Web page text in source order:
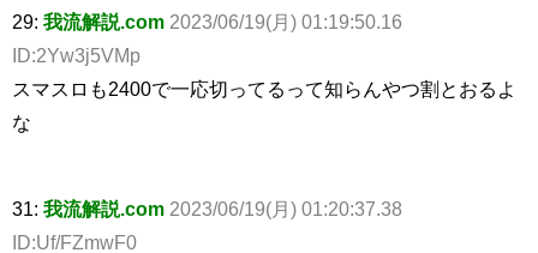
29: 我流解説.com 2023/06/19(月) 01:19:50.16
ID:2Yw3j5VMp
スマスロも2400で一応切ってるって知らんやつ割とおるよ
な
31: 我流解説.com 2023/06/19(月) 01:20:37.38
ID:Uf/FZmwF0